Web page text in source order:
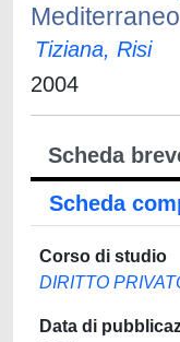
Mediterraneo
Tiziana, Risi
2004
Scheda
Scheda
Corso di studio
DIRITTO
Data di